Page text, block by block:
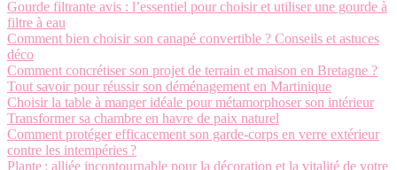
Gourde filtrante avis : l’essentiel pour choisir et utiliser une gourde à
filtre à eau
Comment bien choisir son canapé convertible ? Conseils et astuces
déco
Comment concrétiser son projet de terrain et maison en Bretagne ?
Tout savoir pour réussir son déménagement en Martinique
Choisir la table à manger idéale pour métamorphoser son intérieur
Transformer sa chambre en havre de paix naturel
Comment protéger efficacement son garde-corps en verre extérieur
contre les intempéries ?
Plante : alliée incontournable pour la décoration et la vitalité de votre